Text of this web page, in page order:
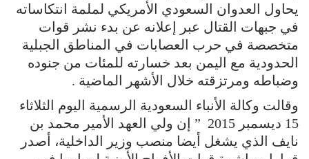
يحاول العدوان السعودي الأمريكي لملمة انتكاساته
في جبهات القتال عبر إعلانه عن بدء نشر قوات
متخصصة في حرب العصابات في المناطق الجبلية
الحدودية مع اليمن بعد خسارته للمئات من جنوده
وضباطه ومرتزقته خلال الأشهر الماضية .
وقالت وكالة الأنباء السعودية الرسمية اليوم الثلاثاء
15 ديسمبر 2015 ” إن ولي العهد الأمير محمد بن
نايف الذي يشغل أيضا منصب وزير الداخلية، أصدر